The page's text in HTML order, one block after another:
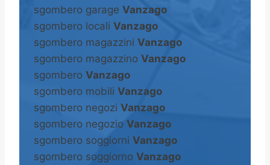
sgombero garage Vanzago
sgombero locali Vanzago
sgombero magazzini Vanzago
sgombero magazzino Vanzago
sgombero Vanzago
sgombero mobili Vanzago
sgombero negozi Vanzago
sgombero negozio Vanzago
sgombero soggiorni Vanzago
sgombero soggiorno Vanzago